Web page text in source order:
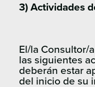
3) Actividades
El/la Consultor/
las siguientes
deberán estar
del inicio de su